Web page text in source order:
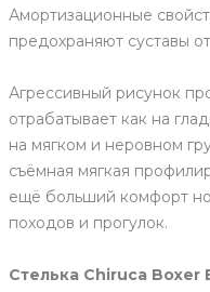
Амортизационные
предохраняют суставы
Агрессивный рисунок
отрабатывает как на
на мягком и неровном
съёмная мягкая
ещё больший комфорт
походов и прогулок.
Стелька Chiruca Boxer